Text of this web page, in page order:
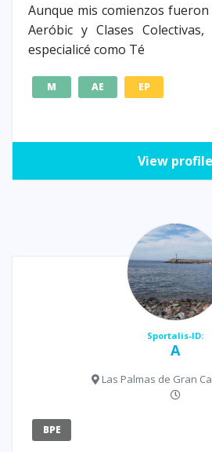
Aunque mis comienzos
Aeróbic y Clases
especialicé como Té
M AE EP
View profile
Sportalis-ID:
A
Las Palmas de Gran
BPE